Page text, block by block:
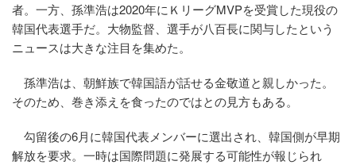
者。一方、孫準浩は2020年にＫリーグMVPを受賞した現役の
韓国代表選手だ。大物監督、選手が八百長に関与したという
ニュースは大きな注目を集めた。
孫準浩は、朝鮮族で韓国語が話せる金敬道と親しかった。
そのため、巻き添えを食ったのではとの見方もある。
勾留後の6月に韓国代表メンバーに選出され、韓国側が早期
解放を要求。一時は国際問題に発展する可能性が報じられ